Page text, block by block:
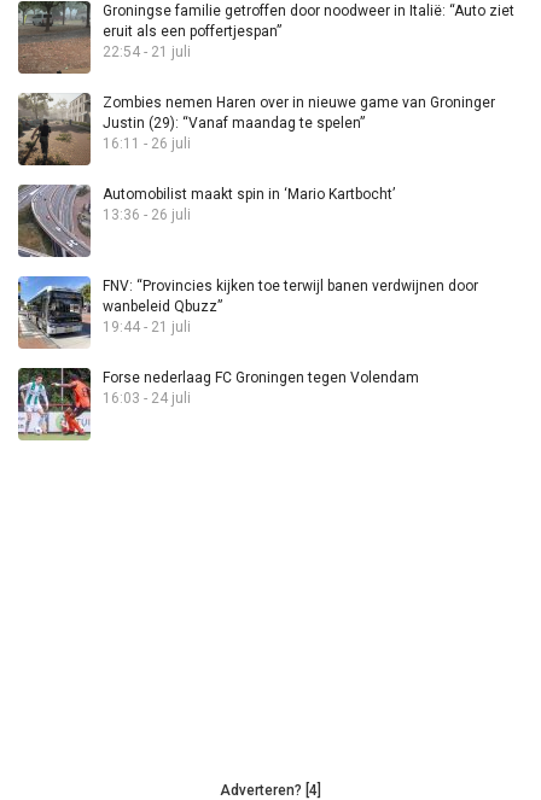
Groningse familie getroffen door noodweer in Italië: “Auto ziet
eruit als een poffertjespan”
22:54 - 21 juli
Zombies nemen Haren over in nieuwe game van Groninger
Justin (29): “Vanaf maandag te spelen”
16:11 - 26 juli
Automobilist maakt spin in ‘Mario Kartbocht’
13:36 - 26 juli
FNV: “Provincies kijken toe terwijl banen verdwijnen door
wanbeleid Qbuzz”
19:44 - 21 juli
Forse nederlaag FC Groningen tegen Volendam
16:03 - 24 juli
Adverteren? [4]